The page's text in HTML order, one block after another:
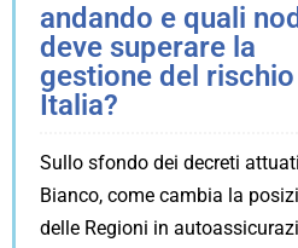
andando e quali
deve superare la
gestione del
Italia?
Sullo sfondo dei decreti
Bianco, come cambia la
delle Regioni in